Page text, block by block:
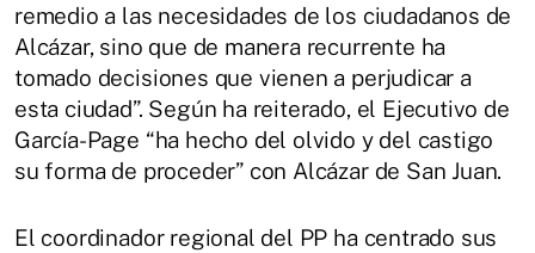
remedio a las necesidades de los ciudadanos de
Alcázar, sino que de manera recurrente ha
tomado decisiones que vienen a perjudicar a
esta ciudad”. Según ha reiterado, el Ejecutivo de
García-Page “ha hecho del olvido y del castigo
su forma de proceder” con Alcázar de San Juan.
El coordinador regional del PP ha centrado sus